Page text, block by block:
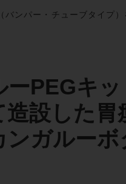
バンパー・チューブタイプ
ーPEGキ
造設した
ンガルー